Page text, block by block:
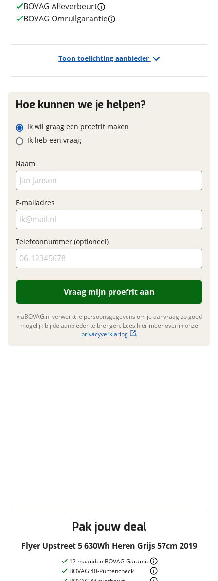
E-bike
Financieel
BTW/marge
Marge
BOVAG Garantie 12 maanden
Toon toelichting aanbieder
Pak jouw deal
Flyer Upstreet 5 630Wh Heren Grijs 57cm 2019
12 maanden BOVAG Garantie
BOVAG 40-Puntencheck
BOVAG Afleverbeurt
BOVAG Omruilgarantie
Hoe kunnen we je helpen?
Ik wil graag een proefrit maken
Ik heb een vraag
Naam
E-mailadres
Telefoonnummer (optioneel)
Vraag mijn proefrit aan
viaBOVAG.nl verwerkt je persoonsgegevens om je aanvraag zo goed
mogelijk bij de aanbieder te brengen. Lees hier meer over in onze
privacyverklaring
.